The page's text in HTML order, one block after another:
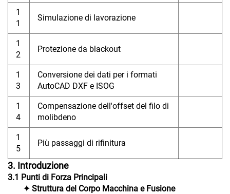
1
1
Simulazione di lavorazione
1
2
Protezione da blackout
1
3
Conversione dei dati per i formati
AutoCAD DXF e ISOG
1
4
Compensazione dell'offset del filo di
molibdeno
1
5
Più passaggi di rifinitura
3. Introduzione
3.1 Punti di Forza Principali
✦ Struttura del Corpo Macchina e Fusione